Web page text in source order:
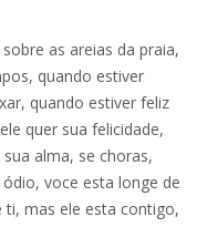
as areias da praia,
quando estiver
quando estiver feliz
quer sua felicidade,
alma, se choras,
voce esta longe de
mas ele esta contigo,